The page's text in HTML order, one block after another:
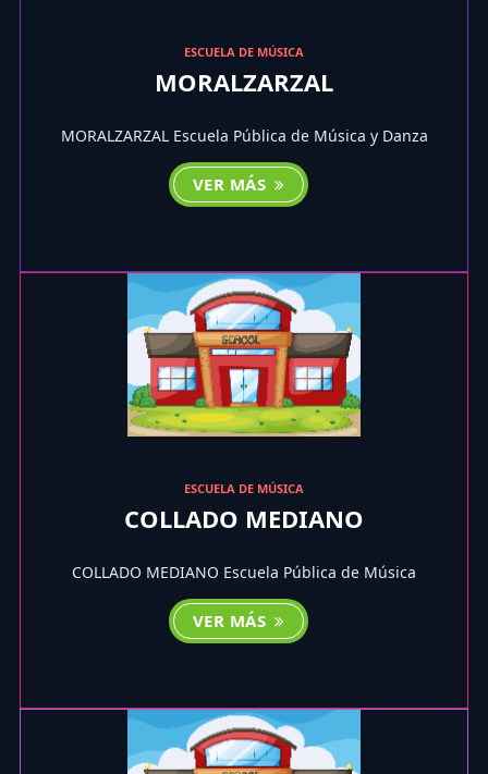
ESCUELA DE MÚSICA
MORALZARZAL
MORALZARZAL Escuela Pública de Música y Danza
VER MÁS
ESCUELA DE MÚSICA
COLLADO MEDIANO
COLLADO MEDIANO Escuela Pública de Música
VER MÁS